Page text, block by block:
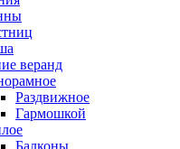
веранд
Раздвижное
Гармошкой
Балконы